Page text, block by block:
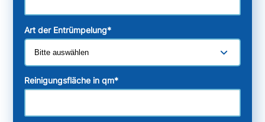
Art der Entrümpelung*
Reinigungsfläche in qm*